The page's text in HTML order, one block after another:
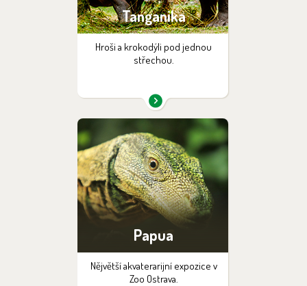
Tanganika
Hroši a krokodýli pod jednou
střechou.
Papua
Nějvětší akvaterarijní expozice v
Zoo Ostrava.